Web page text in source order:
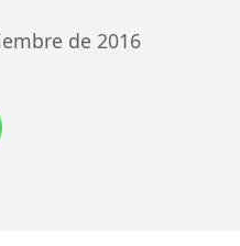
de 2016